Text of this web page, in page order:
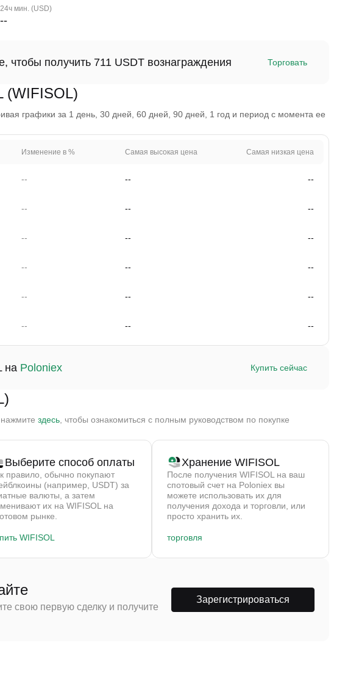
24ч мин. (USD)
--
чтобы получить 711 USDT вознаграждения Торговать
(WIFISOL)
графики за 1 день, 30 дней, 60 дней, 90 дней, 1 год и период с момента ее
Изменение в % Самая высокая цена Самая низкая цена
-- -- --
-- -- --
-- -- --
-- -- --
-- -- --
-- -- --
на Poloniex Купить сейчас
здесь , чтобы ознакомиться с полным руководством по покупке
Выберите способ оплаты
правило, обычно покупают
(например, USDT) за
валюты, а затем
их на WIFISOL на
рынке.
WIFISOL
Хранение WIFISOL
После получения WIFISOL на ваш
спотовый счет на Poloniex вы
можете использовать их для
получения дохода и торговли, или
просто хранить их.
торговля
свою первую сделку и получите
Зарегистрироваться